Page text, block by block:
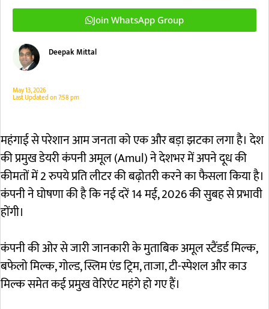
Join WhatsApp Group
Deepak Mittal
May 13, 2026
Last Updated on7:58 pm
महंगाई से परेशान आम जनता को एक और बड़ा झटका लगा है। देश
की प्रमुख डेयरी कंपनी अमूल (Amul) ने देशभर में अपने दूध की
कीमतों में 2 रुपये प्रति लीटर की बढ़ोतरी करने का फैसला किया है।
कंपनी ने घोषणा की है कि नई दरें 14 मई, 2026 की सुबह से प्रभावी
होंगी।
कंपनी की ओर से जारी जानकारी के मुताबिक अमूल स्टैंडर्ड मिल्क,
बफेलो मिल्क, गोल्ड, स्लिम एंड ट्रिम, ताजा, टी-स्पेशल और काउ
मिल्क समेत कई प्रमुख वेरिएंट महंगे हो गए हैं।